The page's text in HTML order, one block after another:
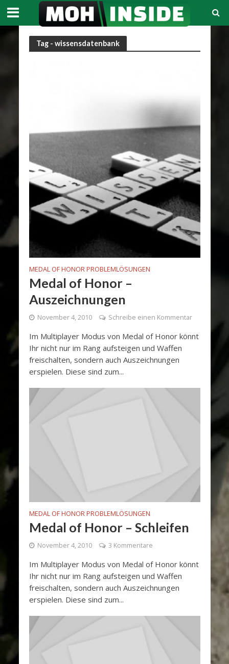
Tag - wissensdatenbank
MEDAL OF HONOR PROBLEMLÖSUNGEN
Medal of Honor –
Auszeichnungen
November 4, 2010 Schreibe einen Kommentar
Im Multiplayer Modus von Medal of Honor könnt
Ihr nicht nur im Rang aufsteigen und Waffen
freischalten, sondern auch Auszeichnungen
erspielen. Diese sind zum...
MEDAL OF HONOR PROBLEMLÖSUNGEN
Medal of Honor – Schleifen
November 4, 2010 3 Kommentare
Im Multiplayer Modus von Medal of Honor könnt
Ihr nicht nur im Rang aufsteigen und Waffen
freischalten, sondern auch Auszeichnungen
erspielen. Diese sind zum...